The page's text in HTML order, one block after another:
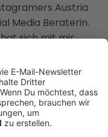
Austria
Media Beraterin.
sich mit mir
und
Best Practice
gewinnt keinen